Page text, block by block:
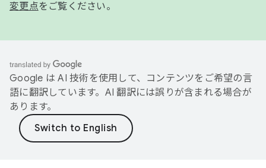
変更点をご覧ください。
Google は AI 技術を使用して、コンテンツをご希望の言
語に翻訳しています。AI 翻訳には誤りが含まれる場合が
あります。